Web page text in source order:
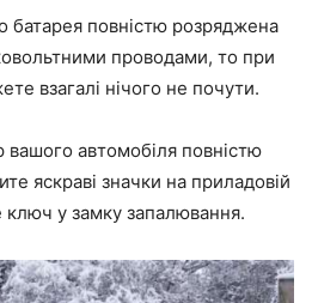
батарея повністю розряджена
проводами, то при
взагалі нічого не почути.
автомобіля повністю
яскраві значки на приладовій
ключ у замку запалювання.